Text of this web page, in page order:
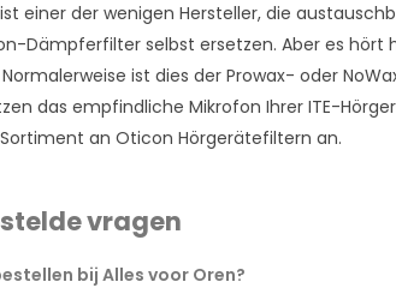
einer der wenigen Hersteller, die
Dämpferfilter selbst ersetzen. Aber es
ist dies der Prowax- oder
das empfindliche Mikrofon Ihrer ITE-
an Oticon Hörgerätefiltern an.
vragen
bij Alles voor Oren?